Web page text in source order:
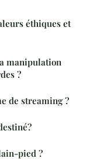
éthiques et
manipulation
?
de streaming ?
pied ?